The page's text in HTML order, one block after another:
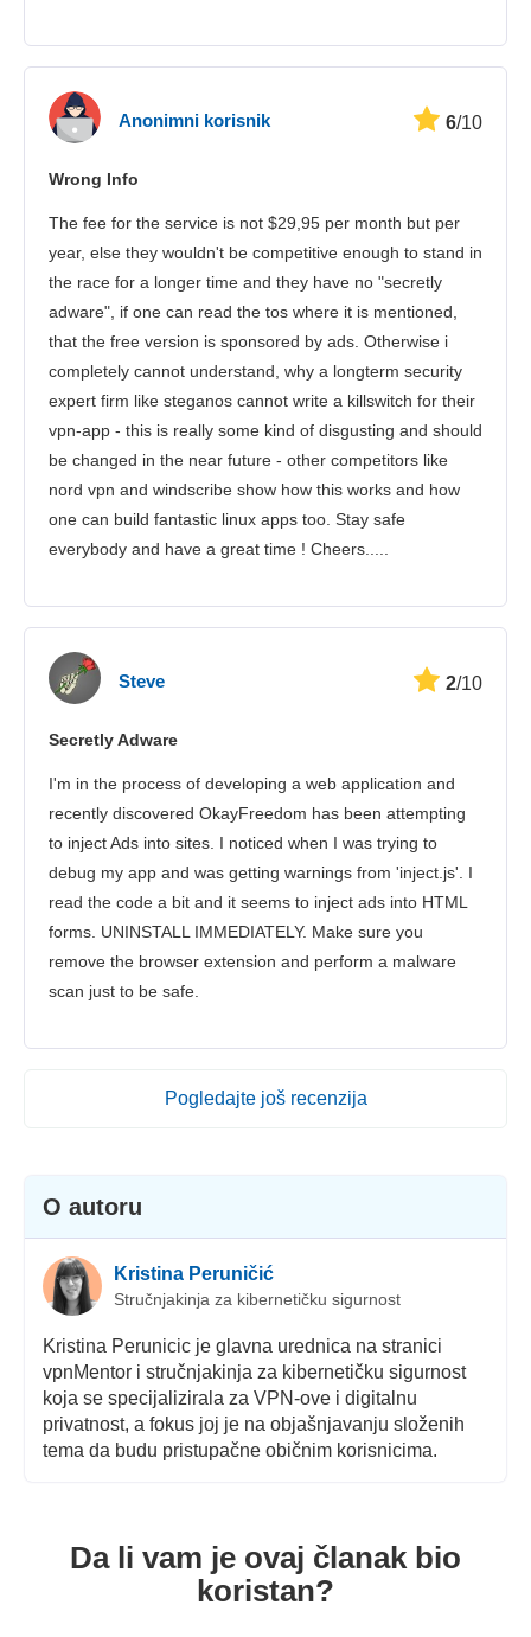
Anonimni korisnik 6/10
Wrong Info
The fee for the service is not $29,95 per month but per
year, else they wouldn't be competitive enough to stand in
the race for a longer time and they have no "secretly
adware", if one can read the tos where it is mentioned,
that the free version is sponsored by ads. Otherwise i
completely cannot understand, why a longterm security
expert firm like steganos cannot write a killswitch for their
vpn-app - this is really some kind of disgusting and should
be changed in the near future - other competitors like
nord vpn and windscribe show how this works and how
one can build fantastic linux apps too. Stay safe
everybody and have a great time ! Cheers.....
Steve 2/10
Secretly Adware
I'm in the process of developing a web application and
recently discovered OkayFreedom has been attempting
to inject Ads into sites. I noticed when I was trying to
debug my app and was getting warnings from 'inject.js'. I
read the code a bit and it seems to inject ads into HTML
forms. UNINSTALL IMMEDIATELY. Make sure you
remove the browser extension and perform a malware
scan just to be safe.
Pogledajte još recenzija
O autoru
Kristina Peruničić
Stručnjakinja za kibernetičku sigurnost
Kristina Perunicic je glavna urednica na stranici
vpnMentor i stručnjakinja za kibernetičku sigurnost
koja se specijalizirala za VPN-ove i digitalnu
privatnost, a fokus joj je na objašnjavanju složenih
tema da budu pristupačne običnim korisnicima.
Da li vam je ovaj članak bio
koristan?